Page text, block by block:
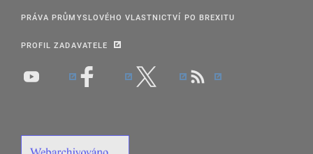
PRÁVA PRŮMYSLOVÉHO VLASTNICTVÍ PO BREXITU
PROFIL ZADAVATELE